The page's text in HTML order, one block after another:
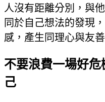
人沒有距離分別，與
同於自己想法的發現
感，產生同理心與友善
不要浪費一場好危
己